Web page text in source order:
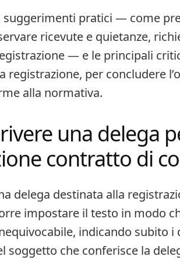
pratici — come
ricevute e quietanze,
— e le principali
registrazione, per concludere
alla normativa.
una delega
contratto di
delega destinata alla
impostare il testo in modo
indicando subito i
soggetto che conferisce la